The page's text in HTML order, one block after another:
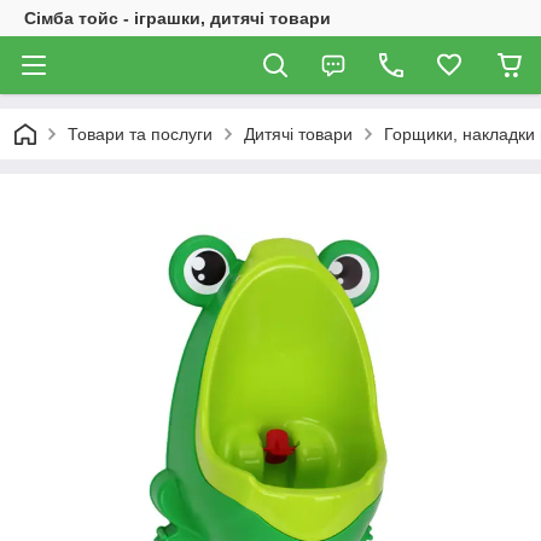
Сімба тойс - іграшки, дитячі товари
Товари та послуги Дитячі товари Горщики, накладки